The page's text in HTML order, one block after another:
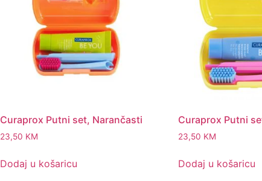
Curaprox Putni set, Narančasti
23,50 KM
Dodaj u košaricu
Curaprox Putni
23,50 KM
Dodaj u košaricu